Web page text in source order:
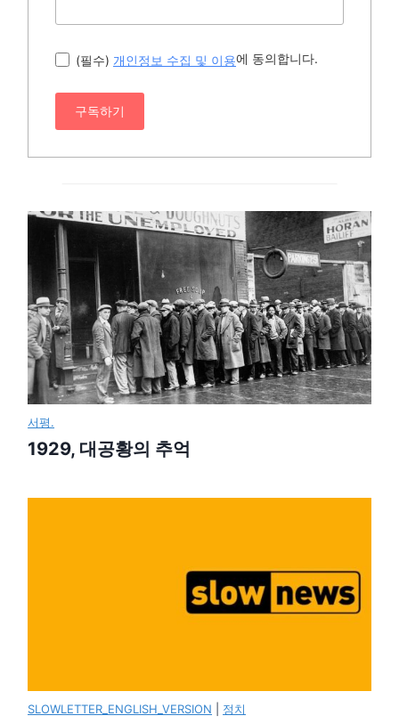
(필수) 개인정보 수집 및 이용에 동의합니다.
구독하기
서평.
1929, 대공황의 추억
SLOWLETTER_ENGLISH_VERSION 정치